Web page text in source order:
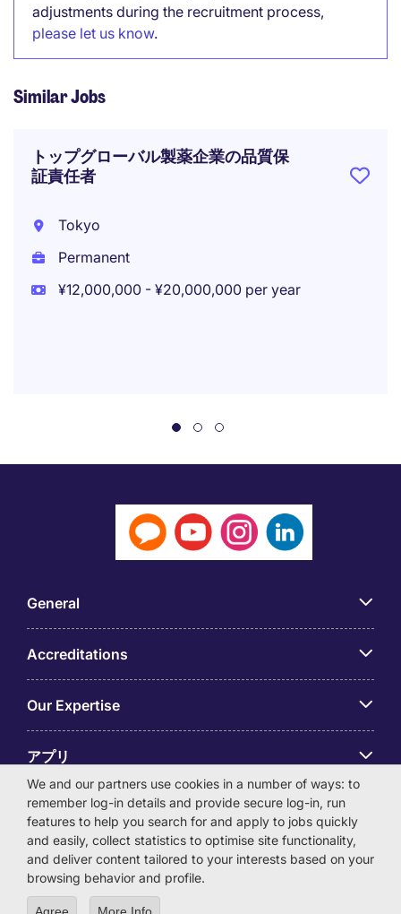
adjustments during the recruitment process,
please let us know.
Similar Jobs
トップグローバル製薬企業の品質保
証責任者
Tokyo
Permanent
¥12,000,000 - ¥20,000,000 per year
General
Accreditations
Our Expertise
アプリ
Employer Centre
© Michael Page International (Japan) K.K. Corporation
We and our partners use cookies in a number of ways: to
remember log-in details and provide secure log-in, run
features to help you search for and apply to jobs quickly
and easily, collect statistics to optimise site functionality,
and deliver content tailored to your interests based on your
browsing behavior and profile.